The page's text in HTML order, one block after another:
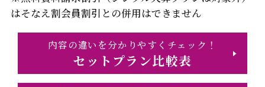
はそなえ割会員割引との併用はできません
内容の違いを分かりやすくチェック！
セットプラン比較表